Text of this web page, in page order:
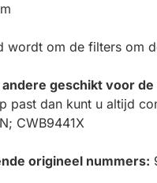
wordt om de filters om
geschikt voor
past dan kunt u altijd
CWB9441X
origineel nummers: